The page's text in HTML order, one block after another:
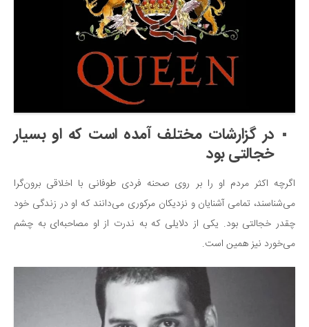
در گزارشات مختلف آمده است که او بسیار
خجالتی بود
اگرچه اکثر مردم او را بر روی صحنه فردی طوفانی با اخلاقی برون‌گرا
می‌شناسند، تمامی آشنایان و نزدیکان مرکوری می‌دانند که او در زندگی خود
چقدر خجالتی بود. یکی از دلایلی که به ندرت از او مصاحبه‌ای به چشم
می‌خورد نیز همین است.